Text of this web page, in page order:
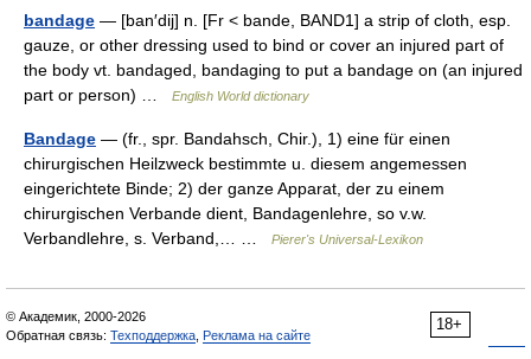
bandage — [ban′dij] n. [Fr < bande, BAND1] a strip of cloth, esp.
gauze, or other dressing used to bind or cover an injured part of
the body vt. bandaged, bandaging to put a bandage on (an injured
part or person) …
English World dictionary
Bandage — (fr., spr. Bandahsch, Chir.), 1) eine für einen
chirurgischen Heilzweck bestimmte u. diesem angemessen
eingerichtete Binde; 2) der ganze Apparat, der zu einem
chirurgischen Verbande dient, Bandagenlehre, so v.w.
Verbandlehre, s. Verband,… …
Pierer's Universal-Lexikon
18+
© Академик, 2000-2026
Обратная связь: Техподдержка Реклама на сайте